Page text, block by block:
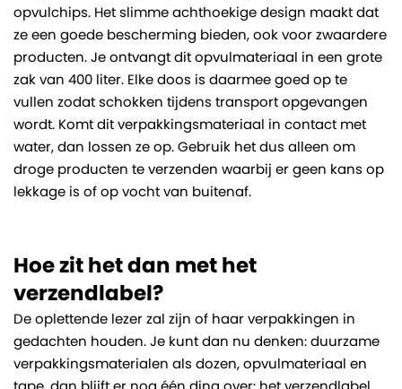
opvulchips. Het slimme achthoekige design maakt dat
ze een goede bescherming bieden, ook voor zwaardere
producten. Je ontvangt dit opvulmateriaal in een grote
zak van 400 liter. Elke doos is daarmee goed op te
vullen zodat schokken tijdens transport opgevangen
wordt. Komt dit verpakkingsmateriaal in contact met
water, dan lossen ze op. Gebruik het dus alleen om
droge producten te verzenden waarbij er geen kans op
lekkage is of op vocht van buitenaf.
Hoe zit het dan met het
verzendlabel?
De oplettende lezer zal zijn of haar verpakkingen in
gedachten houden. Je kunt dan nu denken: duurzame
verpakkingsmaterialen als dozen, opvulmateriaal en